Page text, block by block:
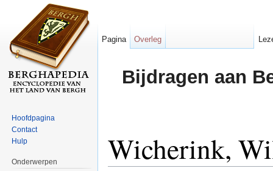
Bijdragen aan
Wicherink,
Pagina Overleg
Hoofdpagina
Contact
Hulp
Onderwerpen